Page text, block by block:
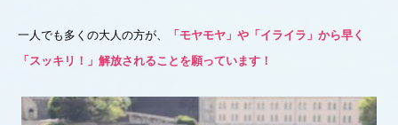
一人でも多くの大人の方が、
「モヤモヤ」や「イライラ」から早く
「スッキリ！」解放されることを願っています！